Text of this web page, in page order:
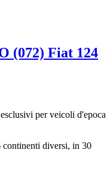
(072) Fiat 124
per veicoli d'epoca
diversi, in 30